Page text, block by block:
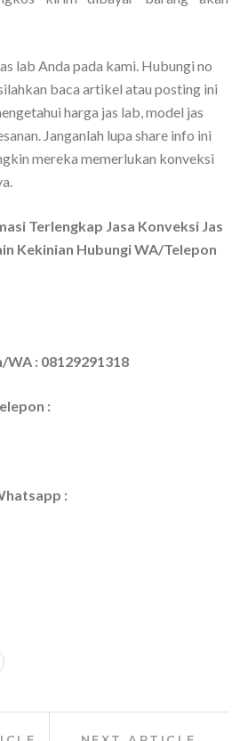
lab Anda pada kami. Hubungi no
baca artikel atau posting ini
harga jas lab, model jas
Janganlah lupa share info ini
mereka memerlukan konveksi
Terlengkap Jasa Konveksi Jas
Kekinian Hubungi WA/Telepon
WA : 08129291318
:
: